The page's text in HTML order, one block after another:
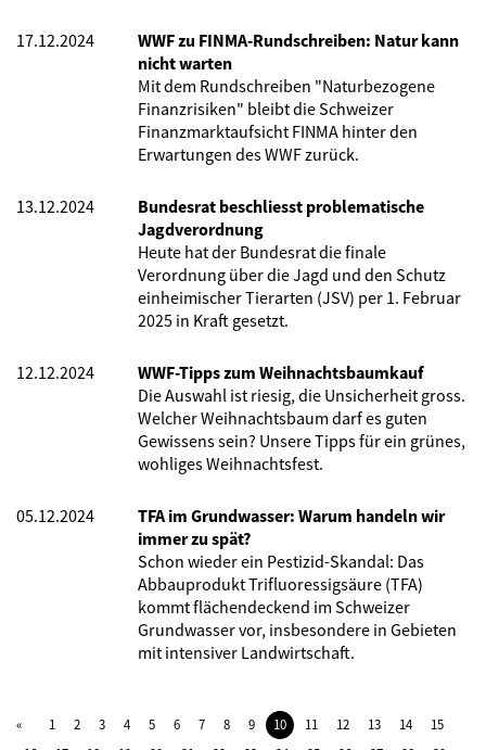
17.12.2024
WWF zu FINMA-Rundschreiben: Natur kann
nicht warten
Mit dem Rundschreiben "Naturbezogene
Finanzrisiken" bleibt die Schweizer
Finanzmarktaufsicht FINMA hinter den
Erwartungen des WWF zurück.
13.12.2024
Bundesrat beschliesst problematische
Jagdverordnung
Heute hat der Bundesrat die finale
Verordnung über die Jagd und den Schutz
einheimischer Tierarten (JSV) per 1. Februar
2025 in Kraft gesetzt.
12.12.2024
WWF-Tipps zum Weihnachtsbaumkauf
Die Auswahl ist riesig, die Unsicherheit gross.
Welcher Weihnachtsbaum darf es guten
Gewissens sein? Unsere Tipps für ein grünes,
wohliges Weihnachtsfest.
05.12.2024
TFA im Grundwasser: Warum handeln wir
immer zu spät?
Schon wieder ein Pestizid-Skandal: Das
Abbauprodukt Trifluoressigsäure (TFA)
kommt flächendeckend im Schweizer
Grundwasser vor, insbesondere in Gebieten
mit intensiver Landwirtschaft.
1 2 3 4 5 6 7 8 9 10 11 12 13 14
15